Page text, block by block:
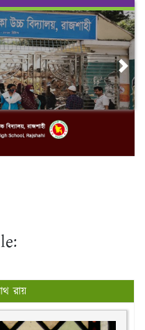
রায়